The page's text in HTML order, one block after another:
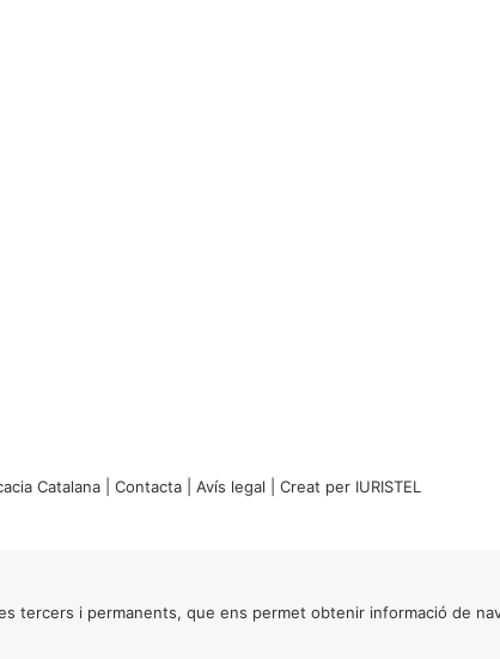
Catalana | Contacta Avís legal | Creat per IURISTEL
tercers i permanents, que ens permet obtenir informació de